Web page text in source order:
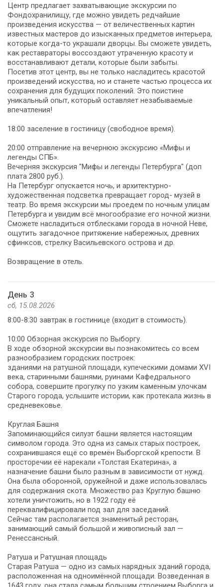
Центр предлагает захватывающие экскурсии по
Фондохранилищу, где можно увидеть редчайшие
произведения искусства — от величественных картин
известных мастеров до изысканных предметов интерьера,
которые когда-то украшали дворцы. Вы сможете увидеть,
как реставраторы воссоздают утраченную красоту и
восстанавливают детали, которые были забыты.
Посетив этот центр, вы не только насладитесь красотой
произведений искусства, но и станете частью процесса их
сохранения для будущих поколений. Это поистине
уникальный опыт, который оставляет незабываемые
впечатления!
18:00 заселение в гостиницу (свободное время).
20:00 отправление на вечернюю экскурсию «Мифы и
легенды СПБ».
Вечерняя экскурсия "Мифы и легенды Петербурга" (доп
плата 2800 руб.).
На Петербург опускается ночь, и архитектурно-
художественная подсветка превращает город- музей в
театр. Во время экскурсии мы проедем по ночным улицам
Петербурга и увидим всё многообразие его ночной жизни.
Сможете насладиться отблесками города в ночной Неве,
ощутить загадочное притяжение набережных, древних
сфинксов, стрелку Васильевского острова и др.
Возвращение в отель.
День 3
сб, 15.08.2026
8:00-8:30 завтрак в гостинице (входит в стоимость).
10:00 Обзорная экскурсия по Выборгу.
В ходе обзорной экскурсии вы познакомитесь со всем
разнообразием городских построек:
зданиями на ратушной площади, купеческими домами XVI
века, старинными башнями, руинами Кафедрального
собора, совершите прогулку по узким каменным улочкам
Старого города, услышите истории, как протекала жизнь в
средневековье.
Круглая Башня
Запоминающийся силуэт башни является настоящим
символом города. Это одна из самых старых построек,
сохранившаяся ещё со времён Выборгской крепости. В
просторечии её нарекали «Толстая Екатерина», а
назначение башни было разным в зависимости от нужд.
Она была оборонной, оружейной и даже использовалась
для содержания скота. Множество раз Круглую башню
хотели уничтожить, но в 1922 году её
переквалифицировали под зал для заседаний.
Сейчас там располагается знаменитый ресторан,
занимающий самый большой и живописный зал —
Ренессансный.
Ратуша и Ратушная площадь
Старая Ратуша — одно из самых нарядных зданий города,
расположенная на одноимённой площади. Возведенная в